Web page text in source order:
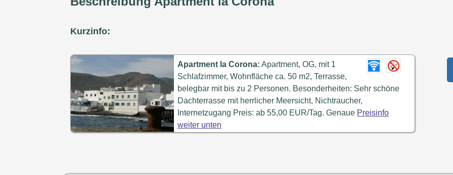
Kurzinfo:
Apartment la Corona: Apartment, OG, mit 1
Schlafzimmer, Wohnfläche ca. 50 m2, Terrasse,
belegbar mit bis zu 2 Personen. Besonderheiten: Sehr schöne
Dachterrasse mit herrlicher Meersicht, Nichtraucher,
Internetzugang Preis: ab 55,00 EUR/Tag. Genaue Preisinfo
weiter unten